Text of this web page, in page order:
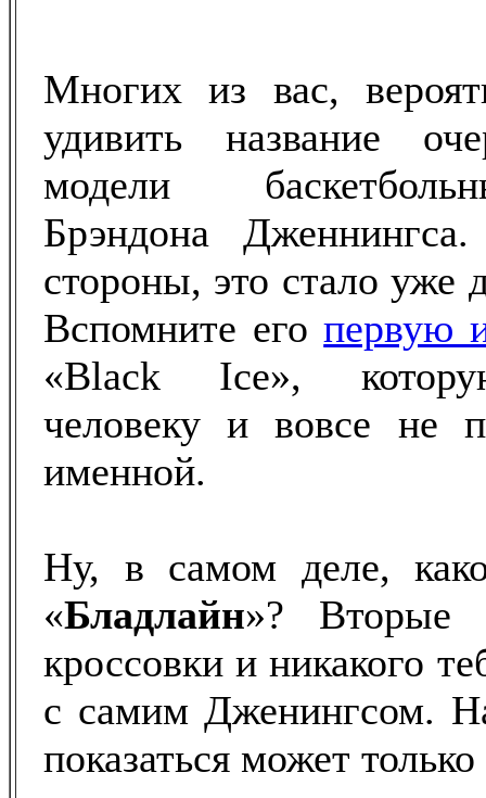
Многих из вас,
удивить название
модели
Брэндона
стороны, это стало уже
Вспомните егопервую
«Black Ice»,
человеку и вовсе не
именной.
Ну, в самом деле,
«Бладлайн»? Вторые
кроссовки и никакого
с самим Дженингсом.
показаться может